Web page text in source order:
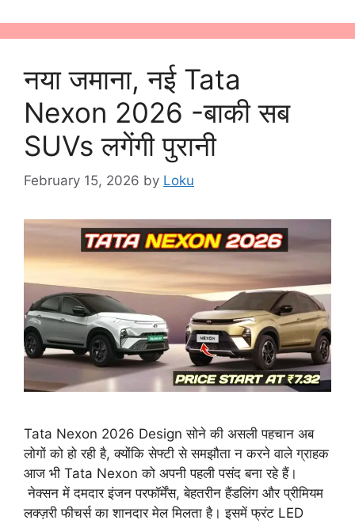
नया जमाना, नई Tata
Nexon 2026 -बाकी सब
SUVs लगेंगी पुरानी
February 15, 2026 by Loku
Tata Nexon 2026 Design सोने की असली पहचान अब
लोगों को हो रही है, क्योंकि सेफ्टी से समझौता न करने वाले ग्राहक
आज भी Tata Nexon को अपनी पहली पसंद बना रहे हैं।
नेक्सन में दमदार इंजन परफॉर्मेंस, बेहतरीन हैंडलिंग और प्रीमियम
लक्ज़री फीचर्स का शानदार मेल मिलता है। इसमें फ्रंट LED